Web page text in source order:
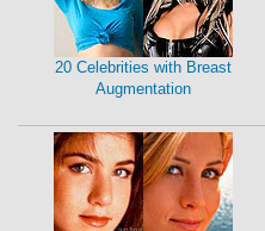
20 Celebrities with Breast
Augmentation